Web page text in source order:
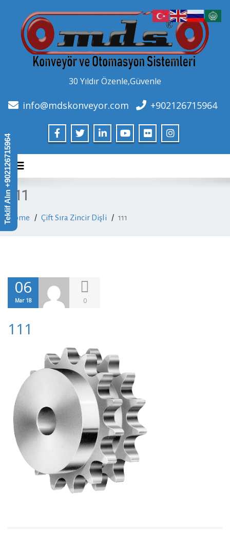
30 Yıldır Özenle,Güvenle
info@mdskonveyor.com +902126715964
Toggle navigation
111
Home Çift Sıra Zincir Dişli 111
06
Mar 18 0
111
Teklif Alın +902126715964